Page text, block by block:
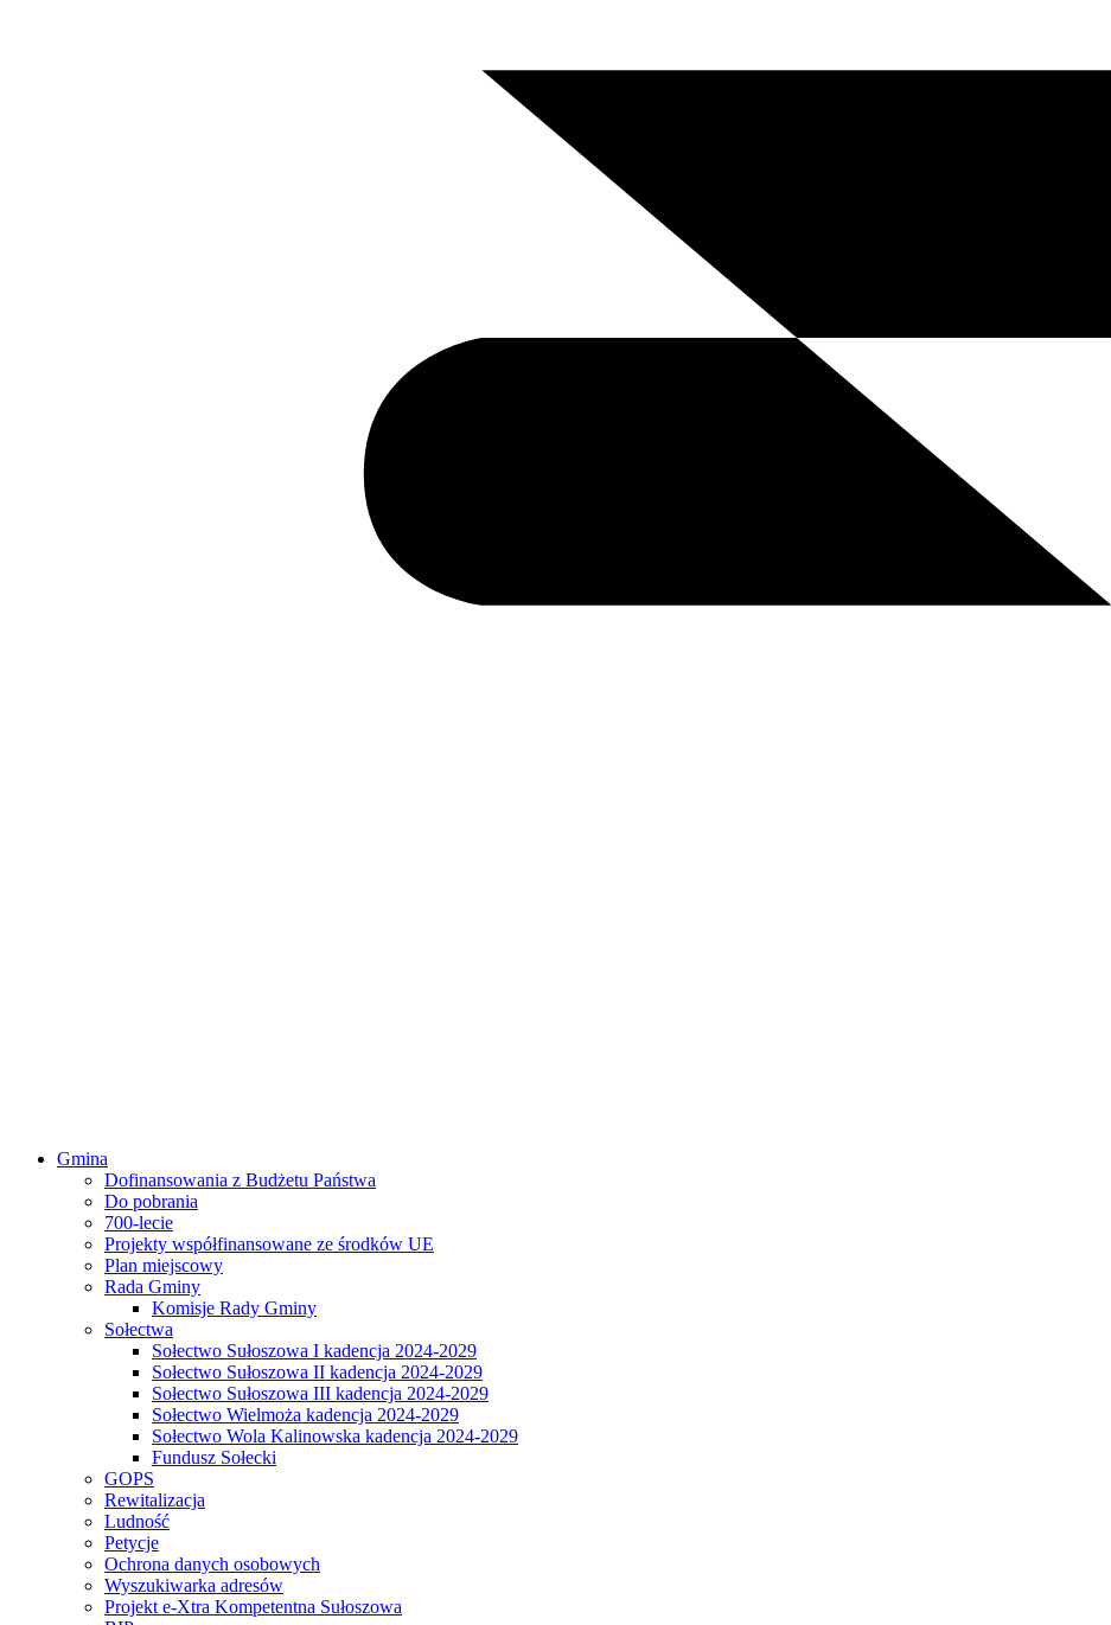
Gmina
Dofinansowania z Budżetu Państwa
Do pobrania
700-lecie
Projekty współfinansowane ze środków UE
Plan miejscowy
Rada Gminy
Komisje Rady Gminy
Sołectwa
Sołectwo Sułoszowa I kadencja 2024-2029
Sołectwo Sułoszowa II kadencja 2024-2029
Sołectwo Sułoszowa III kadencja 2024-2029
Sołectwo Wielmoża kadencja 2024-2029
Sołectwo Wola Kalinowska kadencja 2024-2029
Fundusz Sołecki
GOPS
Rewitalizacja
Ludność
Petycje
Ochrona danych osobowych
Wyszukiwarka adresów
Projekt e-Xtra Kompetentna Sułoszowa